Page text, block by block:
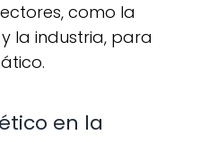
como la
la industria, para
en la